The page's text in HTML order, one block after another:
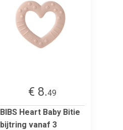
€ 8.49
BIBS Heart Baby Bitie
bijtring vanaf 3